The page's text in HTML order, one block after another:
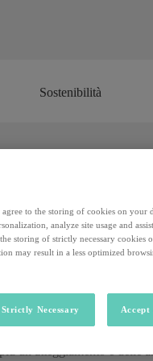
Sostenibilità
alle persone
la persona viene
,
per i diritti e le garanzie
la Professoressa, «e che,
è riuscire a
un atteggiamento e delle
to the storing of cookies on your
analyze site usage and
storing of strictly necessary cookies
may result in a less optimized
Strictly Necessary Accept